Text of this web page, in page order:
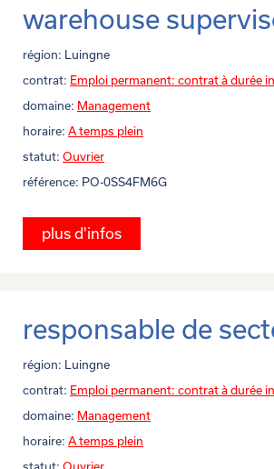
warehouse
région: Luingne
contrat: Emploi permanent: contrat à durée
domaine: Management
horaire: A temps plein
statut: Ouvrier
référence: PO-0SS4FM6G
plus d'infos
responsable de
région: Luingne
contrat: Emploi permanent: contrat à durée
domaine: Management
horaire: A temps plein